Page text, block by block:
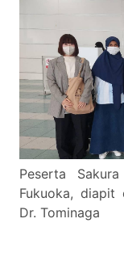
Peserta
Fukuoka,
Dr. Tominaga